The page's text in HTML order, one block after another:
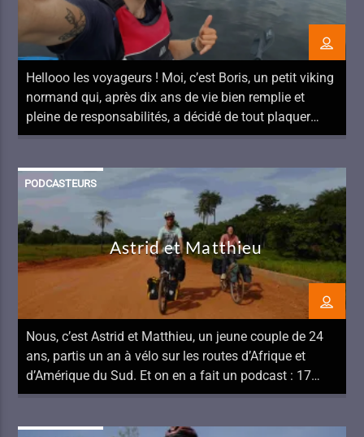
Hellooo les voyageurs ! Moi, c’est Boris, un petit viking
normand qui, après dix ans de vie bien remplie et
pleine de responsabilités, a décidé de tout plaquer
pour partir à vélo jusqu’en Norvège. De mini-aventurier
de cadre-manager à animateur ambiance à l’UCPA, ma
PODCASTEURS
Astrid et Matthieu
Nous, c’est Astrid et Matthieu, un jeune couple de 24
ans, partis un an à vélo sur les routes d’Afrique et
d’Amérique du Sud. Et on en a fait un podcast : 17
rayon d’espoir. Au programme, des cartes postales